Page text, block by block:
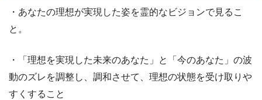
・あなたの理想が実現した姿を霊的なビジョンで見るこ
と。
・「理想を実現した未来のあなた」と「今のあなた」の波
動のズレを調整し、調和させて、理想の状態を受け取りや
すくすること